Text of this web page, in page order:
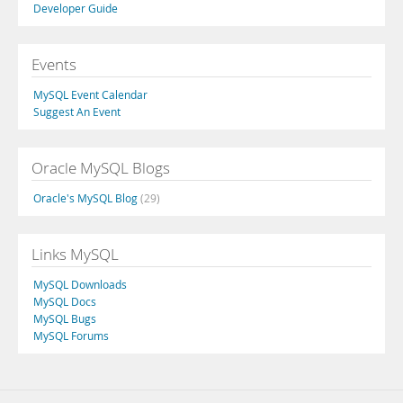
Developer Guide
Events
MySQL Event Calendar
Suggest An Event
Oracle MySQL Blogs
Oracle's MySQL Blog(29)
Links MySQL
MySQL Downloads
MySQL Docs
MySQL Bugs
MySQL Forums